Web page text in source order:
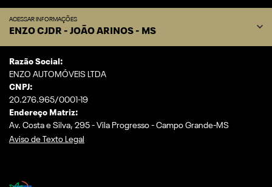
ACESSAR INFORMAÇÕES
ENZO CJDR - JOÃO ARINOS - MS
Razão Social:
ENZO AUTOMÓVEIS LTDA
CNPJ:
20.276.965/0001-19
Endereço Matriz:
Av. Costa e Silva, 295 - Vila Progresso - Campo Grande-MS
Aviso de Texto Legal